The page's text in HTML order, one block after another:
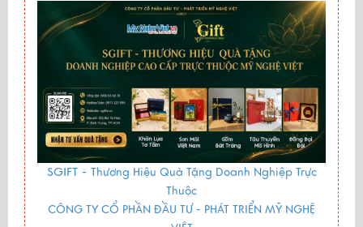
SGIFT - Thương Hiệu Quà Tặng Doanh Nghiệp Trực
Thuộc
CÔNG TY CỔ PHẦN ĐẦU TƯ - PHÁT TRIỂN MỸ NGHỆ